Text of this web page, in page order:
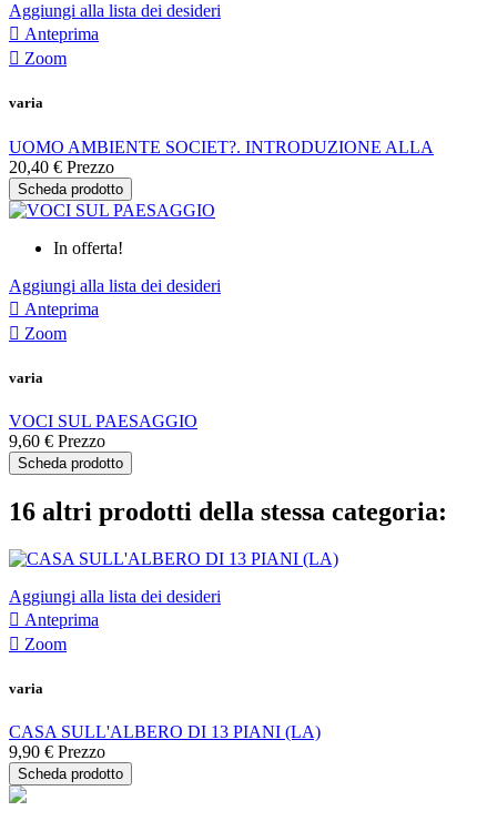
Aggiungi alla lista dei desideri
 Anteprima
 Zoom
varia
UOMO AMBIENTE SOCIET?. INTRODUZIONE ALLA
20,40 € Prezzo
Scheda prodotto
In offerta!
Aggiungi alla lista dei desideri
 Anteprima
 Zoom
varia
VOCI SUL PAESAGGIO
9,60 € Prezzo
Scheda prodotto
16 altri prodotti della stessa categoria:
Aggiungi alla lista dei desideri
 Anteprima
 Zoom
varia
CASA SULL'ALBERO DI 13 PIANI (LA)
9,90 € Prezzo
Scheda prodotto